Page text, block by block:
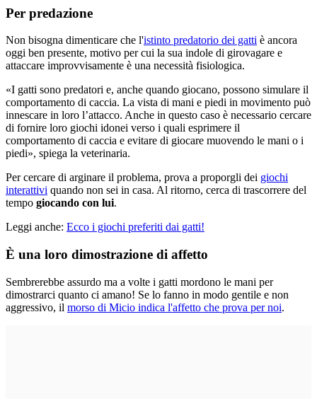
Per predazione
Non bisogna dimenticare che l'istinto predatorio dei gatti è ancora
oggi ben presente, motivo per cui la sua indole di girovagare e
attaccare improvvisamente è una necessità fisiologica.
«I gatti sono predatori e, anche quando giocano, possono simulare il
comportamento di caccia. La vista di mani e piedi in movimento può
innescare in loro l’attacco. Anche in questo caso è necessario cercare
di fornire loro giochi idonei verso i quali esprimere il
comportamento di caccia e evitare di giocare muovendo le mani o i
piedi», spiega la veterinaria.
Per cercare di arginare il problema, prova a proporgli dei giochi
interattivi quando non sei in casa. Al ritorno, cerca di trascorrere del
tempo giocando con lui.
Leggi anche: Ecco i giochi preferiti dai gatti!
È una loro dimostrazione di affetto
Sembrerebbe assurdo ma a volte i gatti mordono le mani per
dimostrarci quanto ci amano! Se lo fanno in modo gentile e non
aggressivo, il morso di Micio indica l'affetto che prova per noi.